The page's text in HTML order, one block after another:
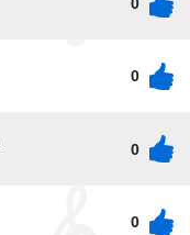
0
0
0